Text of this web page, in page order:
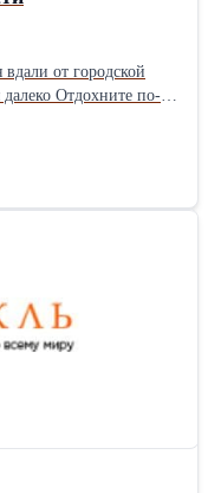
от городской
по-
территории
собственной
— 2-6
температурой
-Дом-баня
посуточно. Дети
— возможно доп.